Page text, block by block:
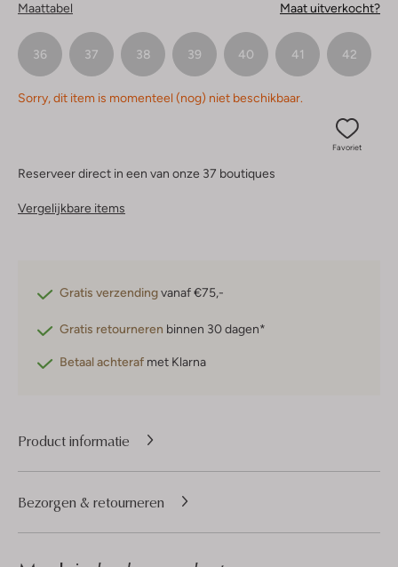
Maattabel Maat uitverkocht?
36 37 38 39 40 41 42
Sorry, dit item is momenteel (nog) niet beschikbaar.
Favoriet
Reserveer direct in een van onze 37 boutiques
Vergelijkbare items
Gratis verzendingvanaf €75,-
Gratis retourneren binnen 30 dagen*
Betaal achteraf met Klarna
Product informatie
Bezorgen & retourneren